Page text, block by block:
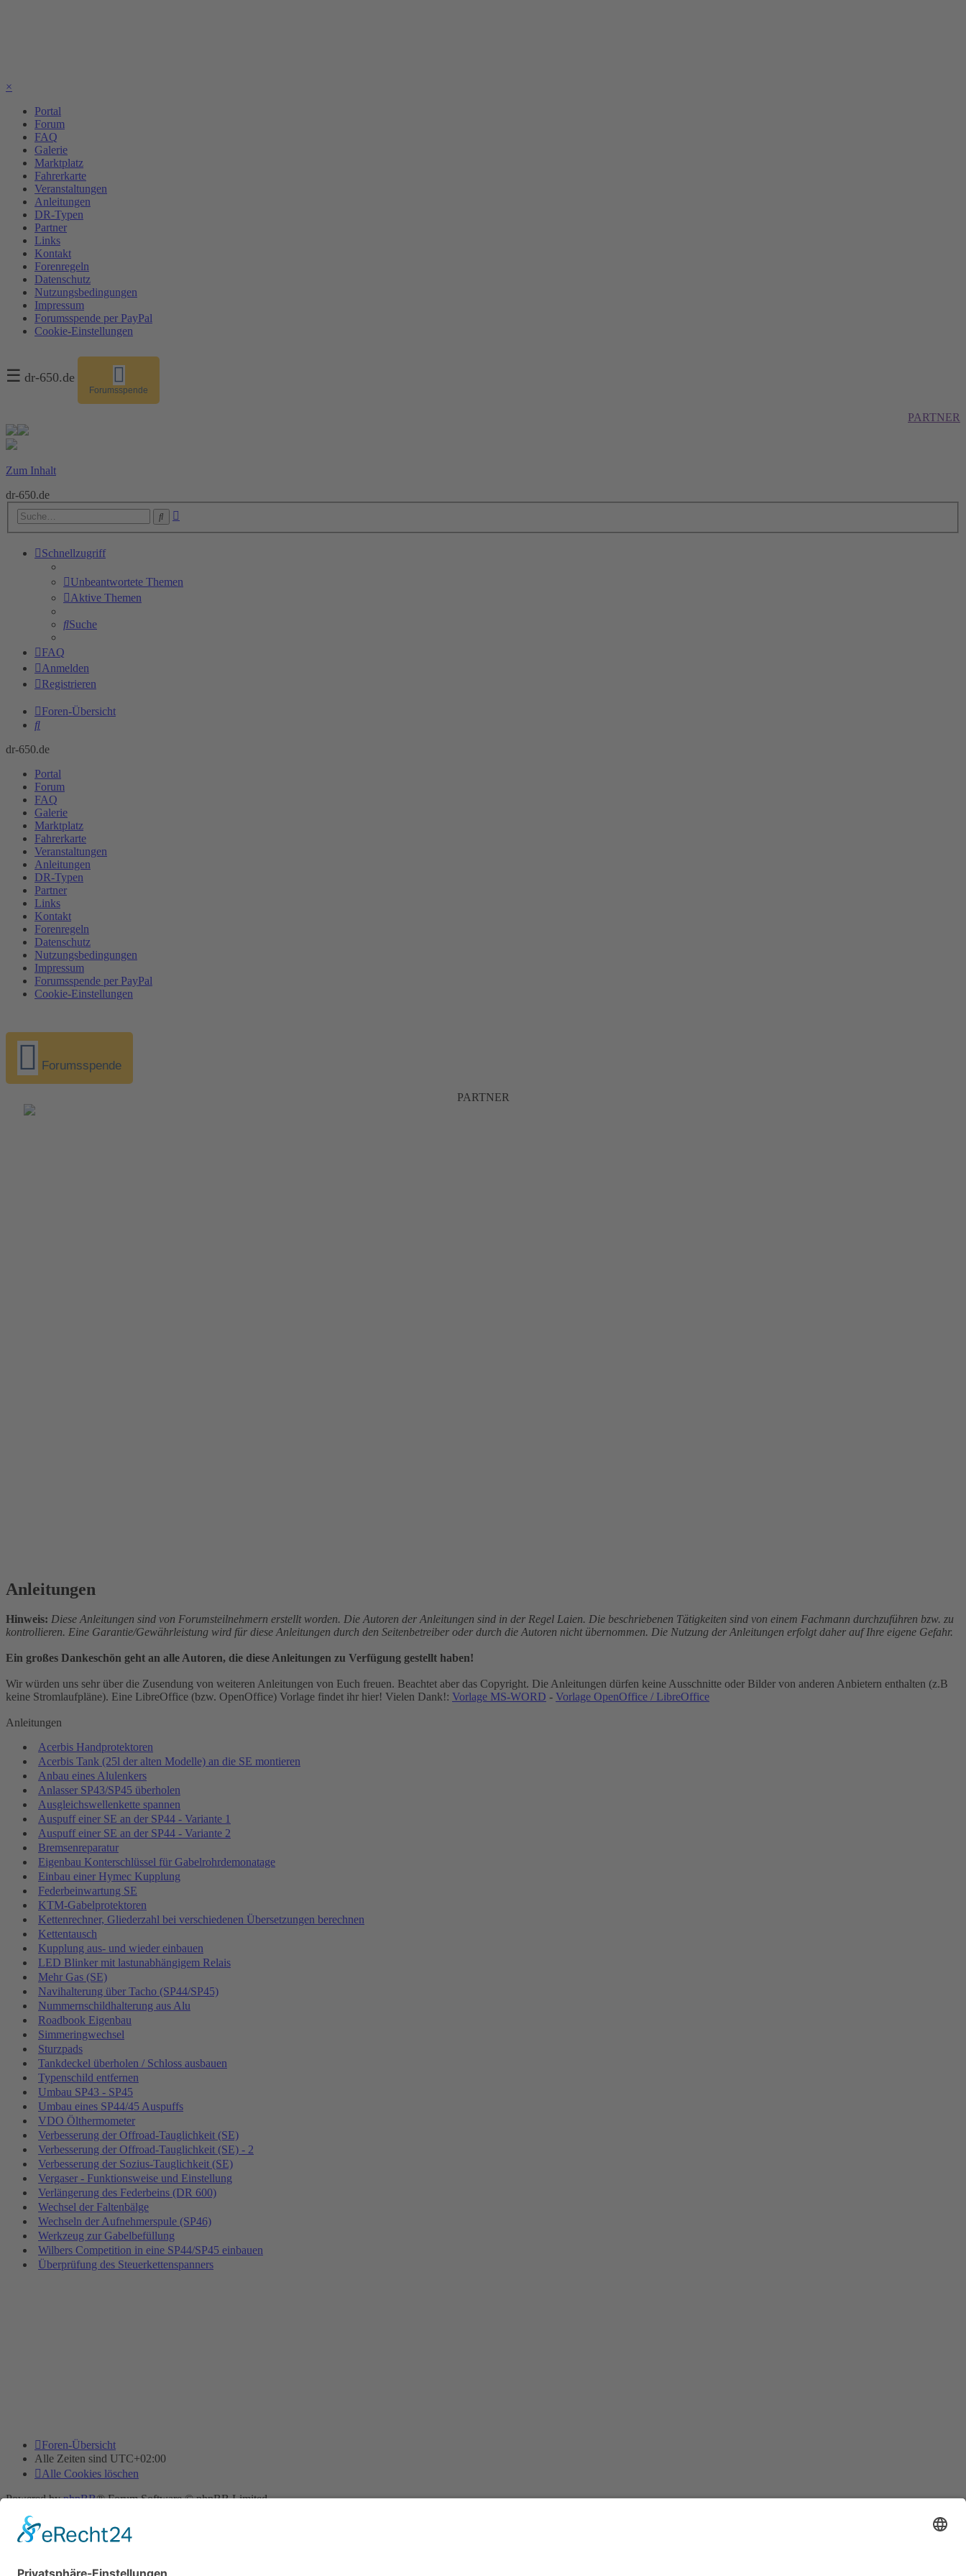
×
Portal
Forum
FAQ
Galerie
Marktplatz
Fahrerkarte
Veranstaltungen
Anleitungen
DR-Typen
Partner
Links
Kontakt
Forenregeln
Datenschutz
Nutzungsbedingungen
Impressum
Forumsspende per PayPal
Cookie-Einstellungen
☰ dr-650.de
Forumsspende
PARTNER
Zum Inhalt
dr-650.de
Suche
Schnellzugriff
Unbeantwortete Themen
Aktive Themen
Suche
FAQ
Anmelden
Registrieren
Foren-Übersicht
Suche
dr-650.de
Portal
Forum
FAQ
Galerie
Marktplatz
Fahrerkarte
Veranstaltungen
Anleitungen
DR-Typen
Partner
Links
Kontakt
Forenregeln
Datenschutz
Nutzungsbedingungen
Impressum
Forumsspende per PayPal
Cookie-Einstellungen
Forumsspende
PARTNER
Anleitungen
Hinweis: Diese Anleitungen sind von Forumsteilnehmern erstellt worden. Die Autoren der Anleitungen sind in der Regel Laien. Die beschriebenen Tätigkeiten sind von einem Fachmann durchzuführen bzw. zu
kontrollieren. Eine Garantie/Gewährleistung wird für diese Anleitungen durch den Seitenbetreiber oder durch die Autoren nicht übernommen. Die Nutzung der Anleitungen erfolgt daher auf Ihre eigene Gefahr.
Ein großes Dankeschön geht an alle Autoren, die diese Anleitungen zu Verfügung gestellt haben!
Wir würden uns sehr über die Zusendung von weiteren Anleitungen von Euch freuen. Beachtet aber das Copyright. Die Anleitungen dürfen keine Ausschnitte oder Bilder von anderen Anbietern enthalten (z.B
keine Stromlaufpläne). Eine LibreOffice (bzw. OpenOffice) Vorlage findet ihr hier! Vielen Dank!: Vorlage MS-WORD - Vorlage OpenOffice / LibreOffice
Anleitungen
Acerbis Handprotektoren
Acerbis Tank (25l der alten Modelle) an die SE montieren
Anbau eines Alulenkers
Anlasser SP43/SP45 überholen
Ausgleichswellenkette spannen
Auspuff einer SE an der SP44 - Variante 1
Auspuff einer SE an der SP44 - Variante 2
Bremsenreparatur
Eigenbau Konterschlüssel für Gabelrohrdemonatage
Einbau einer Hymec Kupplung
Federbeinwartung SE
KTM-Gabelprotektoren
Kettenrechner, Gliederzahl bei verschiedenen Übersetzungen berechnen
Kettentausch
Kupplung aus- und wieder einbauen
LED Blinker mit lastunabhängigem Relais
Mehr Gas (SE)
Navihalterung über Tacho (SP44/SP45)
Nummernschildhalterung aus Alu
Roadbook Eigenbau
Simmeringwechsel
Sturzpads
Tankdeckel überholen / Schloss ausbauen
Typenschild entfernen
Umbau SP43 - SP45
Umbau eines SP44/45 Auspuffs
VDO Ölthermometer
Verbesserung der Offroad-Tauglichkeit (SE)
Verbesserung der Offroad-Tauglichkeit (SE) - 2
Verbesserung der Sozius-Tauglichkeit (SE)
Vergaser - Funktionsweise und Einstellung
Verlängerung des Federbeins (DR 600)
Wechsel der Faltenbälge
Wechseln der Aufnehmerspule (SP46)
Werkzeug zur Gabelbefüllung
Wilbers Competition in eine SP44/SP45 einbauen
Überprüfung des Steuerkettenspanners
Foren-Übersicht
Alle Zeiten sind UTC+02:00
Alle Cookies löschen
Powered byphpBB® Forum Software © phpBB Limited
Deutsche Übersetzung durch
Datenschutz |Nutzungsbedingungen